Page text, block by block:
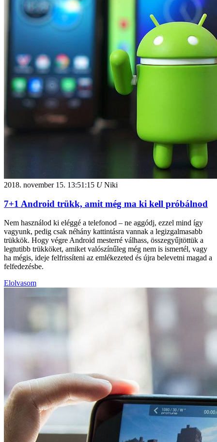
2018. november 15. 13:51:15 UNiki
7+1 Android trükk, amit még ma ki kell próbálnod
Nem használod ki eléggé a telefonod – ne aggódj, ezzel mind így
vagyunk, pedig csak néhány kattintásra vannak a legizgalmasabb
trükkök. Hogy végre Android mesterré válhass, összegyűjtöttük a
legtutibb trükköket, amiket valószínűleg még nem is ismertél, vagy
ha mégis, ideje felfrissíteni az emlékezeted és újra belevetni magad a
felfedezésbe.
Elolvasom